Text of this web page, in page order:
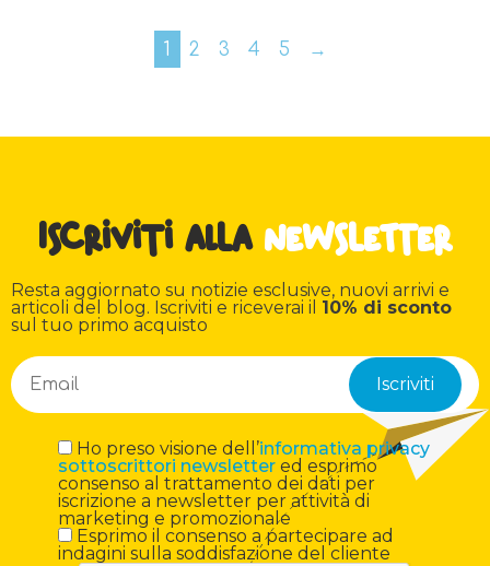
1 2 3 4 5 →
Iscriviti alla newsletter
Resta aggiornato su notizie esclusive, nuovi arrivi e
articoli del blog. Iscriviti e riceverai il 10% di sconto
sul tuo primo acquisto
Ho preso visione dell’informativa privacy
sottoscrittori newslettered esprimo
consenso al trattamento dei dati per
iscrizione a newsletter per attività di
marketing e promozionale
Esprimo il consenso a partecipare ad
indagini sulla soddisfazione del cliente